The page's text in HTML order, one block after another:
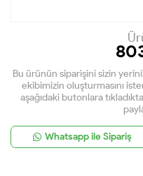
Bu ürünün siparişini sizin
ekibimizin oluşturmasını
aşağıdaki butonlara
Whatsapp ile Sipariş